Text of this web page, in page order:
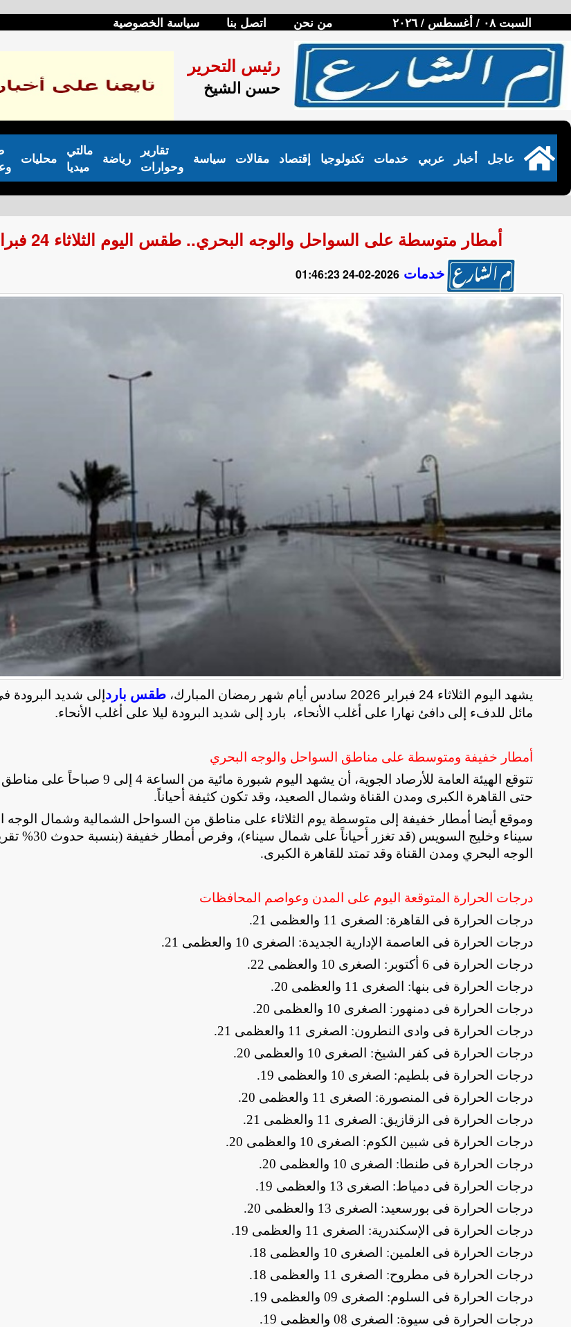
السبت ٠٨ / أغسطس / ٢٠٢٦ من نحن اتصل بنا سياسة الخصوصية
رئيس التحرير
حسن الشيخ
محليات
مالتي
ميديا
رياضة
تقارير
وحوارات
سياسة مقالات إقتصاد تكنولوجيا خدمات عربي أخبار عاجل
أمطار متوسطة على السواحل والوجه البحري.. طقس اليوم الثلاثاء 24 فبراير 2026
خدمات 2026-02-24 01:46:23
يشهد اليوم الثلاثاء 24 فبراير 2026 سادس أيام شهر رمضان المبارك، طقس باردإلى شديد البرودة
مائل للدفء إلى دافئ نهارا على أغلب الأنحاء،
بارد إلى شديد البرودة ليلا على أغلب الأنحاء.
أمطار خفيفة ومتوسطة على مناطق السواحل والوجه البحري
تتوقع الهيئة العامة للأرصاد الجوية، أن يشهد اليوم ​شبورة
حتى القاهرة الكبرى ومدن القناة وشمال الصعيد، وقد تكون كثيفة أحياناً.
وموقع أيضا ​أمطار خفيفة إلى متوسطة يوم الثلاثاء على مناطق من السواحل الشمالية وشمال
سيناء وخليج السويس (قد تغزر
الوجه البحري ومدن القناة وقد تمتد للقاهرة الكبرى.
درجات الحرارة المتوقعة اليوم على المدن وعواصم المحافظات
​درجات الحرارة فى القاهرة: الصغرى 11 والعظمى 21
.
​درجات الحرارة فى العاصمة الإدارية الجديدة: الصغرى 10 والعظمى 21
.
​درجات الحرارة فى 6 أكتوبر: الصغرى 10 والعظمى 22
.
​درجات الحرارة فى بنها: الصغرى 11 والعظمى 20
.
​درجات الحرارة فى دمنهور: الصغرى 10 والعظمى 20
.
​درجات الحرارة فى وادى النطرون: الصغرى 11 والعظمى 21
.
​درجات الحرارة فى كفر الشيخ: الصغرى 10 والعظمى 20
.
​درجات الحرارة فى بلطيم: الصغرى 10 والعظمى 19
.
​درجات الحرارة فى المنصورة: الصغرى 11 والعظمى 20
.
​درجات الحرارة فى الزقازيق: الصغرى 11 والعظمى 21
.
​درجات الحرارة فى شبين الكوم: الصغرى 10 والعظمى 20
.
​درجات الحرارة فى طنطا: الصغرى 10 والعظمى 20
.
​درجات الحرارة فى دمياط: الصغرى 13 والعظمى 19
.
​درجات الحرارة فى بورسعيد: الصغرى 13 والعظمى 20
.
​درجات الحرارة فى الإسكندرية: الصغرى 11 والعظمى 19
.
​درجات الحرارة فى العلمين: الصغرى 10 والعظمى 18
.
​درجات الحرارة فى مطروح: الصغرى 11 والعظمى 18
.
​درجات الحرارة فى السلوم: الصغرى 09 والعظمى 19
.
​درجات الحرارة فى سيوة: الصغرى 08 والعظمى 19
.